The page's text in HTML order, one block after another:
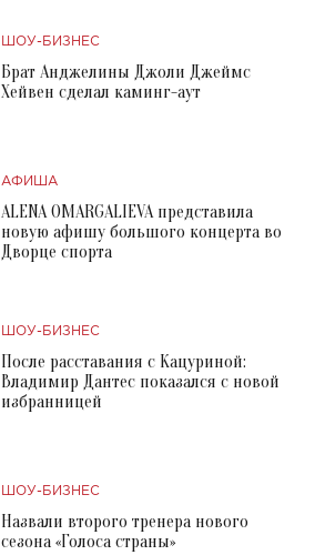
ШОУ-БИЗНЕС
Брат Анджелины Джоли Джеймс
Хейвен сделал каминг-аут
АФИША
ALENA OMARGALIEVA представила
новую афишу большого концерта во
Дворце спорта
ШОУ-БИЗНЕС
После расставания с Кацуриной:
Владимир Дантес показался с новой
избранницей
ШОУ-БИЗНЕС
Назвали второго тренера нового
сезона «Голоса страны»